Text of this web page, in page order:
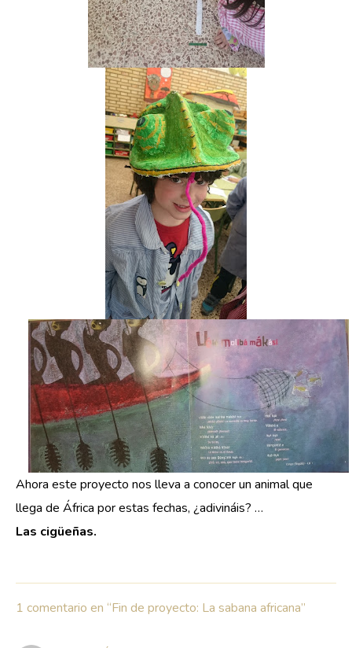
Ahora este proyecto nos lleva a conocer un animal que
llega de África por estas fechas, ¿adivináis? …
Las cigüeñas.
1 comentario en “Fin de proyecto: La sabana africana”